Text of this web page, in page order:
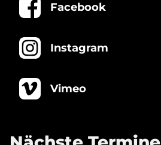
Facebook
Instagram
Vimeo